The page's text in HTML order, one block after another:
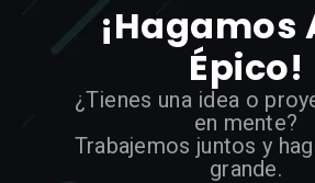
¡Hagamos
Épico!
¿Tienes una idea o
en mente?
Trabajemos juntos y
grande.